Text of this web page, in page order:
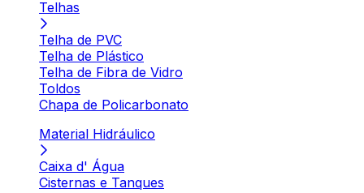
Telhas
Telha de PVC
Telha de Plástico
Telha de Fibra de Vidro
Toldos
Chapa de Policarbonato
Material Hidráulico
Caixa d' Água
Cisternas e Tanques